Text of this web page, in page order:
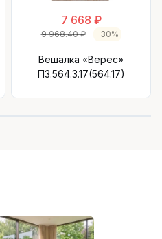
7 668 ₽
9 968.40 ₽ -30%
Вешалка «Верес»
П3.564.3.17(564.17)